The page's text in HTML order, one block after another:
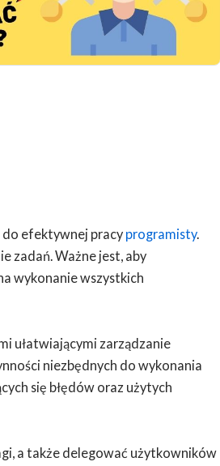
do efektywnej pracy programisty.
zadań. Ważne jest, aby
wykonanie wszystkich
ułatwiającymi zarządzanie
niezbędnych do wykonania
się błędów oraz użytych
a także delegować użytkowników